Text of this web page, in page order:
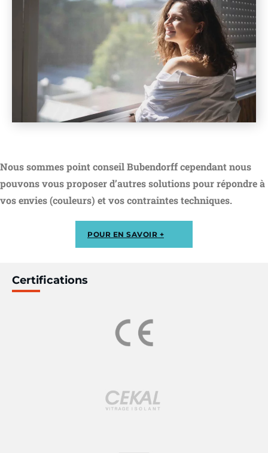
Nous sommes point conseil Bubendorff cependant nous
pouvons vous proposer d’autres solutions pour répondre à
vos envies (couleurs) et vos contraintes techniques.
POUR EN SAVOIR +
Certifications